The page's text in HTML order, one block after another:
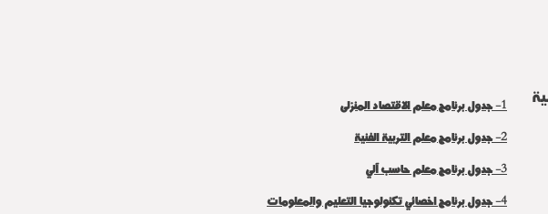
1- جدول برنامج معلم الاقتصاد المنزلى
2- جدول برنامج معلم التربية الفنية
3- جدول برنامج معلم حاسب آلي
4- جدول برنامج اخصائي تكنولوجيا التعليم والمعلومات